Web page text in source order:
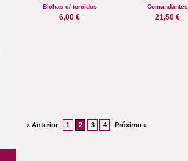
Bichas c/ torcidos
6,00 €
Comandantes
21,50 €
« Anterior 1 2 3 4 Próximo »